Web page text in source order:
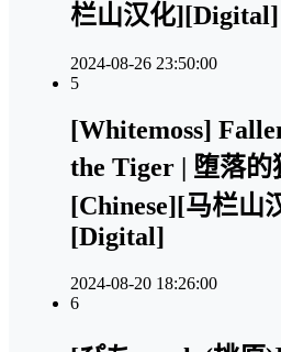
栏山汉化][Digital]
2024-08-26 23:50:00
5
[Whitemoss]
the Tiger | 堕落的
[Chinese][马栏山
[Digital]
2024-08-20 18:26:00
6